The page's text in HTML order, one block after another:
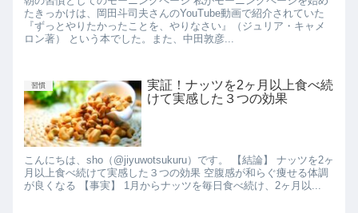
たきっかけは、岡田斗司夫さんのYouTube動画で紹介されていた
『ずっとやりたかったことを、やりなさい』（ジュリア・キャメ
ロン著） という本でした。また、中田敦彦...
習慣
実証！ナッツを2ヶ月以上食べ続
けて実感した３つの効果
こんにちは、sho（@jiyuwotsukuru）です。 【結論】 ナッツを2ヶ
月以上食べ続けて実感した３つの効果 空腹感が和らぐ痩せる体調
が良くなる 【事実】 1月からナッツを毎日食べ続け、2ヶ月以...